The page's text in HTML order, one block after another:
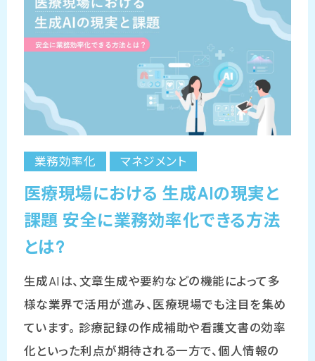
業務効率化 マネジメント
医療現場における 生成AIの現実と
課題 安全に業務効率化できる方法
とは?
生成AIは、文章生成や要約などの機能によって多
様な業界で活用が進み、医療現場でも注目を集め
ています。 診療記録の作成補助や看護文書の効率
化といった利点が期待される一方で、個人情報の